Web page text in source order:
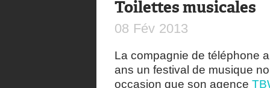
Toilettes musicales
08 Fév 2013
La compagnie de téléphone
ans un festival de musique
occasion que son agence